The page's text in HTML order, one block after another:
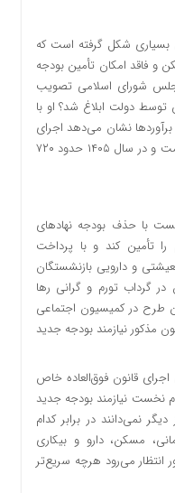
بسیاری شکل گرفته است که
و فاقد امکان تأمین بودجه
شورای اسلامی تصویب
دولت ابلاغ شد؟ او با
نشان می‌دهد اجرای
کامل این طرح در سال ۱۴۰۴ حدود ۶۰۰ همت و در سال ۱۴۰۵ حدود ۷۲۰
با حذف بودجه نهادهای
را تأمین کند و با پرداخت
و دارویی بازنشستگان
گرداب تورم و گرانی رها
طرح در کمیسیون اجتماعی
مذکور نیازمند بودجه جدید
قانون فوق‌العاده خاص
نخست نیازمند بودجه جدید
نمی‌دانند در برابر کدام
مسکن، دارو و بیکاری
انتظار می‌رود هرچه سریع‌تر